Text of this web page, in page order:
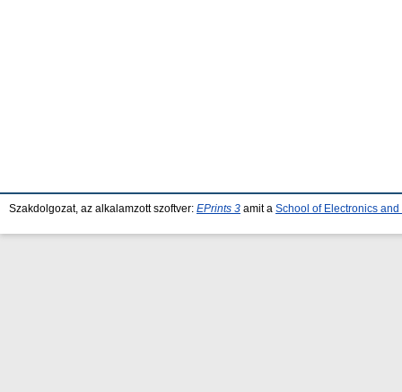
Szakdolgozat, az alkalamzott szoftver: EPrints 3 amit a School of Electronics